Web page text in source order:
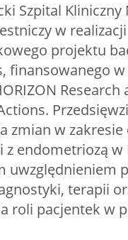
Szpital Kliniczny
w realizacji
projektu
finansowanego
Research
zmian w zakresie
z endometriozą w
uwzględnieniem
terapii
roli pacjentek w